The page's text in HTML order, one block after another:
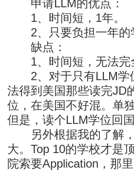
申请LLM的优点：
1、时间短，1年。
2、只要负担一年的
缺点：
1、时间短，无法完
2、对于只有LLM学
法得到美国那些读完JD
位，在美国不好混。单
但是，读个LLM学位回
另外根据我的了解，
大。Top 10的学校才是
院索要Application，那